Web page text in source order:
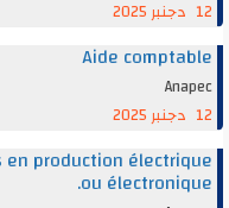
Aide
en production
ou